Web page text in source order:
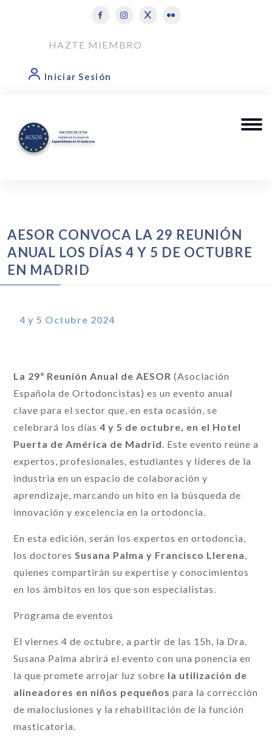
HAZTE MIEMBRO
Iniciar Sesión
AESOR CONVOCA LA 29 REUNIÓN
ANUAL LOS DÍAS 4 Y 5 DE OCTUBRE
EN MADRID
4 y 5 Octubre 2024
La 29ª Reunión Anual de AESOR (Asociación
Española de Ortodoncistas) es un evento anual
clave para el sector que, en esta ocasión, se
celebrará los días 4 y 5 de octubre, en el Hotel
Puerta de América de Madrid. Este evento reúne a
expertos, profesionales, estudiantes y líderes de la
industria en un espacio de colaboración y
aprendizaje, marcando un hito en la búsqueda de
innovación y excelencia en la ortodoncia.
En esta edición, serán los expertos en ortodoncia,
los doctores Susana Palma y Francisco Llerena,
quienes compartirán su expertise y conocimientos
en los ámbitos en los que son especialistas.
Programa de eventos
El viernes 4 de octubre, a partir de las 15h, la Dra.
Susana Palma abrirá el evento con una ponencia en
la que promete arrojar luz sobre la utilización de
alineadores en niños pequeños para la corrección
de maloclusiones y la rehabilitación de la función
masticatoria.